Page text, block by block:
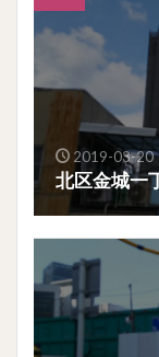
2019-03-20
北区金城一